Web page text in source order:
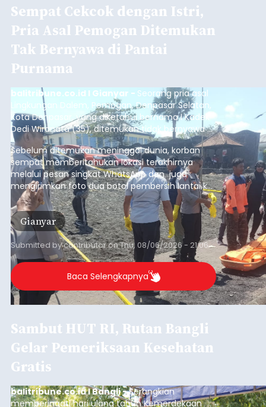
Sempat Cekcok dengan Istri,
Pria Asal Pemogan Ditemukan
Tak Bernyawa di Pantai
Purnama
balitribune.co.id I Gianyar - Seorang pria asal
Lingkungan Dalem, Pemogan, Denpasar Selatan,
Kota Denpasar, yang diketahui bernama I Kadek
Dedi Wiranata (35), ditemukan tidak bernyawa di
pesisir Pantai Purnama, Sukawati.
Sebelum ditemukan meninggal dunia, korban
sempat memberitahukan lokasi terakhirnya
melalui pesan singkat WhatsApp dan juga
mengirimkan foto dua botol pembersih lantai ke
istrinya.
Gianyar
Submitted bycontributoronThu, 08/06/2026 - 21:06
Baca Selengkapnya
Sambut HUT RI, Rutan Bangli
Gelar Pemeriksaan Kesehatan
Gratis
balitribune.co.id I Bangli -Serangkian
memperingati hari ulang tahun Kemerdekaan